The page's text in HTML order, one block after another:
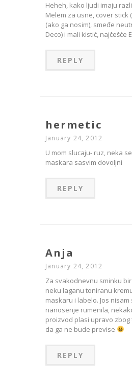
Heheh, kako ljudi imaju
Melem za usne, cover stick
(ako ga nosim), smeđe
Deco) i mali kistić, najčešće
REPLY
hermetic
January 24, 2012
U mom slucaju- ruz, neka
maskara sasvim dovoljni
REPLY
Anja
January 24, 2012
Za svakodnevnu sminku
neku laganu toniranu
maskaru i labelo. Jos
nanosenje rumenila,
proizvod plasi upravo zbog
da ga ne bude previse
REPLY